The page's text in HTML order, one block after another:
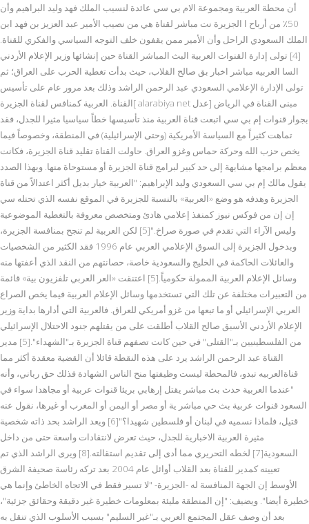
أن محطة العربية ومجموعة الام بي سي عائدة لنسيب الملك فهد وليد البراهيم وأن
50٪ من أرباح ا الجزيرة نت مباشر لقناة هي من نصيب الأمير عبد العزيز بن فهد ابن
الملك السعودي الراحل وأن الأمير ممن يقفون خلف التوجه السياسي والفكري للقناة.
[4] تولى إدارة القنوات العربية البث المباشر القناة حين إنشائها وزير الإعلام الأردني
السا العربيه مباشر اخبار بق صالح القلاب، حيث بدأت تغطية الحرب على العراق؛ ثم
تولى الإدارة الإعلامي السعودي عبد الرحمن الراشد وذلك بعد مرور عام على تأسيس
القناة. العربية كمنافس لقناة الجزيرة[ alarabiya net عدل] مبنى القناة في الرياض
بجوار قنوات إم بي سي اتبعت قناة العربية منذ تأسيسها خطاً سياسيا مثيرا للجدل، فقد
تماهت كثيراً مع السياسة الأمريكية (وحتى الإسرائيلية) في المنطقة، وخصوصاً فيما
يخص حزب الله وحركة حماس وغزو العراق. حاولت القناة تقليد قناة الجزيرة، فكانت
معظم برامجها مشابهة إلى حد كبير لبرامج قناة الجزيرة أو مستوحاة منها. وبهذا الصدد
يقول مالك إم بي سي السعودي وليد الإبراهيم: "العربية خيار بديل أكثر اعتدالاً من قناة
الجزيرة وهدفه هو وضع «العربية» بالنسبة للجزيرة في الموقع نفسه الذي تحتله سي
إن إن من فوكس نيوز كمنفذ إعلامي هادئ ومتخصص معروفة بالتغطية الموضوعية
وليس الآراء التي تقدم في صورة صراخ."[5] لكن العربية لم تنجح بمنافسة الجزيرة،
وبدخول الجزيرة إلى السوق الإعلامي العربي عام 1996 فقد الكثير من الشخصيات
والعائلات الحاكمة في الخليج والسعودية خاصة، حصانتهم من النقد الذي أعفتها منه
وسائل الإعلام العربية الممولة حكومياً.[5] اعتنقت «العر العربي تلفزيون بية» قائمة
من التعبيرات مختلفة عن تلك التي تستخدمها وسائل الإعلام العربية فيما يخص الصراع
العربي الإسرائيلي أو ما تبعها من غزو أمريكي للعراق. فالعربية التي أدارها بداية وزير
الإعلام الأردني الأسبق صالح القلاب أطلقت على من يقتلهم جنود الاحتلال الإسرائيلي
من الفلسطينيين بـ"القتلى" في حين كانت تصفهم قناة الجزيرة بـ"الشهداء".[5] مدير
القناة عبد الرحمن الراشد يرد على هذه النقطة قائلا أن القضية معقدة أكثر مما
قناةالعربيه تبدو، فالمحطة ليست وظيفتها منح الناس الشهادة فذلك حق رباني، وأنه
"عندما العربية حدث بث مباشر يقتل إرهابي بريئا قنوات عربية أو مجاهدا سواء في
السعود قنوات عربية بث حي مباشر ية أو مصر أو اليمن أو المغرب أو غيرها، نقول عنه
قتيل، فلماذا نسميه في لبنان أو فلسطين شهيدا؟"[6] ويعد الراشد بحد ذاته شخصية
مثيرة العربية الاخبارية للجدل، حيث تعرض لانتقادات واسعة حتى من داخل
السعودية[7] لخطه التحريري مما أدى إلى تقديم استقالته.[8] ويرى الراشد الذي تم
تعيينه كمدير للقناة بعد القلاب أوائل عام 2004 بعد تركه رئاسة صحيفة الشرق
الأوسط إن الجهة المنافسة له -الجزيرة- "لا تسير فقط في الاتجاه الخاطئ وإنما هي
خطيرة أيضا". ويضيف: "إن المنطقة مليئة بمعلومات خطيرة غير دقيقة وحقائق جزئية"،
بعد أن وصف عقل المجتمع العربي بـ"غير السليم" بسبب الأسلوب الذي تنقل به